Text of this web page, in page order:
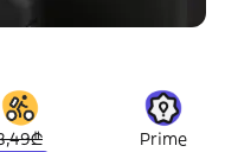
Prime